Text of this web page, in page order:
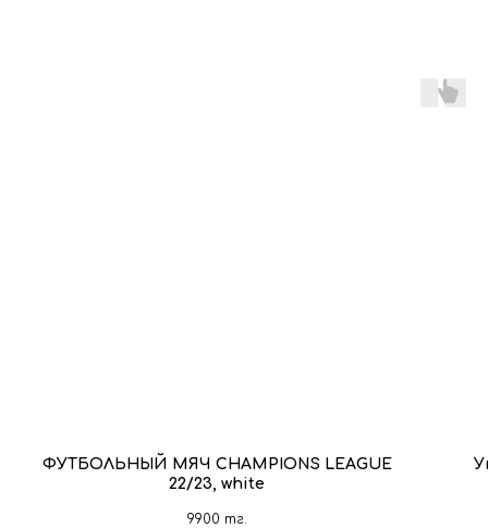
ФУТБОЛЬНЫЙ МЯЧ CHAMPIONS LEAGUE
22/23, white
9900 тг.